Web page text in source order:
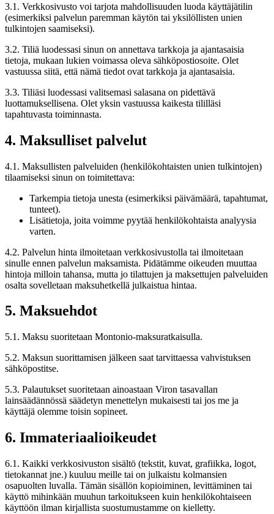
3.1. Verkkosivusto voi tarjota mahdollisuuden luoda käyttäjätilin
(esimerkiksi palvelun paremman käytön tai yksilöllisten unien
tulkintojen saamiseksi).
3.2. Tiliä luodessasi sinun on annettava tarkkoja ja ajantasaisia
tietoja, mukaan lukien voimassa oleva sähköpostiosoite. Olet
vastuussa siitä, että nämä tiedot ovat tarkkoja ja ajantasaisia.
3.3. Tiliäsi luodessasi valitsemasi salasana on pidettävä
luottamuksellisena. Olet yksin vastuussa kaikesta tililläsi
tapahtuvasta toiminnasta.
4. Maksulliset palvelut
4.1. Maksullisten palveluiden (henkilökohtaisten unien tulkintojen)
tilaamiseksi sinun on toimitettava:
Tarkempia tietoja unesta (esimerkiksi päivämäärä, tapahtumat,
tunteet).
Lisätietoja, joita voimme pyytää henkilökohtaista analyysia
varten.
4.2. Palvelun hinta ilmoitetaan verkkosivustolla tai ilmoitetaan
sinulle ennen palvelun maksamista. Pidätämme oikeuden muuttaa
hintoja milloin tahansa, mutta jo tilattujen ja maksettujen palveluiden
osalta sovelletaan maksuhetkellä julkaistua hintaa.
5. Maksuehdot
5.1. Maksu suoritetaan Montonio-maksuratkaisulla.
5.2. Maksun suorittamisen jälkeen saat tarvittaessa vahvistuksen
sähköpostitse.
5.3. Palautukset suoritetaan ainoastaan Viron tasavallan
lainsäädännössä säädetyn menettelyn mukaisesti tai jos me ja
käyttäjä olemme toisin sopineet.
6. Immateriaalioikeudet
6.1. Kaikki verkkosivuston sisältö (tekstit, kuvat, grafiikka, logot,
tietokannat jne.) kuuluu meille tai on julkaistu kolmansien
osapuolten luvalla. Tämän sisällön kopioiminen, levittäminen tai
käyttö mihinkään muuhun tarkoitukseen kuin henkilökohtaiseen
käyttöön ilman kirjallista suostumustamme on kielletty.